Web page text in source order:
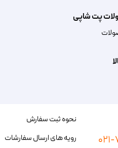
پت شاپی
نحوه ثبت سفارش
رویه های ارسال سفارشات